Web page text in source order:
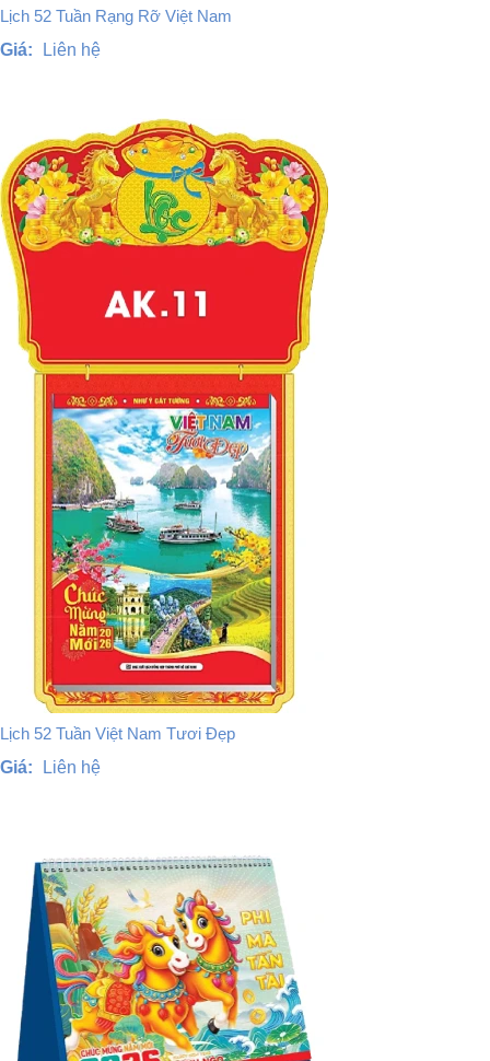
Lịch 52 Tuần Rạng Rỡ Việt Nam
Giá:
Liên hệ
Lịch 52 Tuần Việt Nam Tươi Đẹp
Giá:
Liên hệ